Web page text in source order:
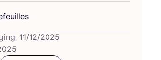
11/12/2025